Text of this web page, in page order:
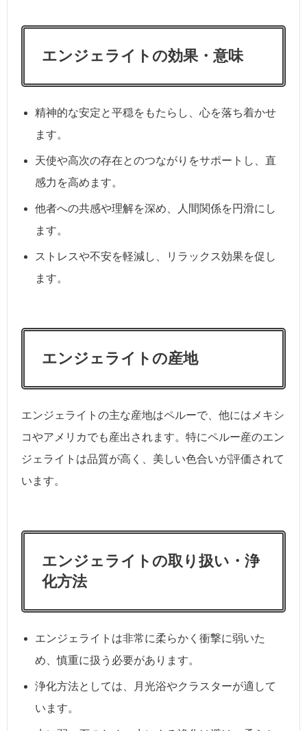
エンジェライトの効果・意味
精神的な安定と平穏をもたらし、心を落ち着かせ
ます。
天使や高次の存在とのつながりをサポートし、直
感力を高めます。
他者への共感や理解を深め、人間関係を円滑にし
ます。
ストレスや不安を軽減し、リラックス効果を促し
ます。
エンジェライトの産地
エンジェライトの主な産地はペルーで、他にはメキシ
コやアメリカでも産出されます。特にペルー産のエン
ジェライトは品質が高く、美しい色合いが評価されて
います。
エンジェライトの取り扱い・浄
化方法
エンジェライトは非常に柔らかく衝撃に弱いた
め、慎重に扱う必要があります。
浄化方法としては、月光浴やクラスターが適して
います。